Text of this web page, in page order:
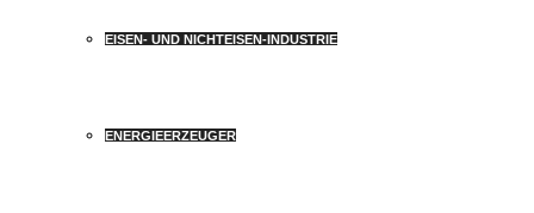
EISEN- UND NICHTEISEN-INDUSTRIE
ENERGIEERZEUGER